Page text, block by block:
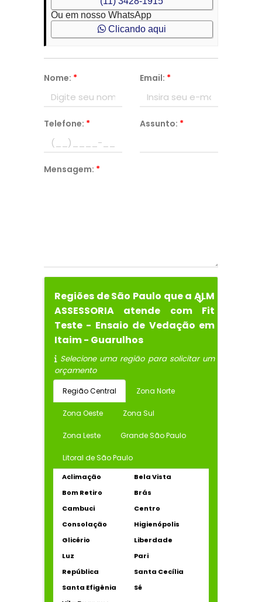
Ou em nosso WhatsApp
Clicando aqui
Nome: * Email: *
Telefone: * Assunto: *
Mensagem: *
Regiões de São Paulo que a ALM
ASSESSORIA atende com Fit
Teste - Ensaio de Vedação em
Itaim - Guarulhos
Selecione uma região para solicitar um
orçamento
Região Central Zona Norte
Zona Oeste Zona Sul
Zona Leste Grande São Paulo
Litoral de São Paulo
Aclimação
Bela Vista
Bom Retiro
Brás
Cambuci
Centro
Consolação
Higienópolis
Glicério
Liberdade
Luz
Pari
República
Santa Cecília
Santa Efigênia
Sé